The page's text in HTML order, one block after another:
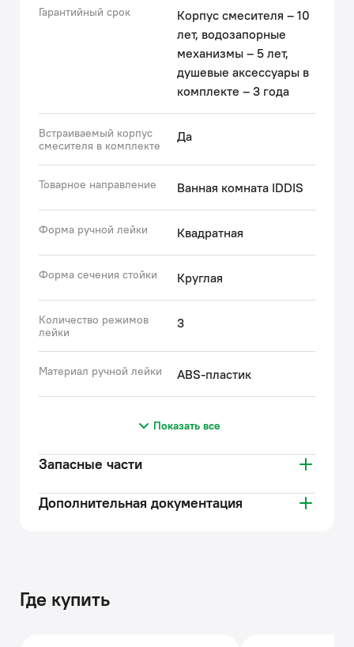
Рекомендуем снимать внешние элементы изделия во
Душевая система произведена по инновационной
технологии UniCore, благодаря чему у вас есть
возможность сменить её цвет и дизайн без
демонтажа латунного корпуса – за счёт сменного
Выбор возможен только среди комплектов без
излива.
(с) Авторский текст, сентябрь 2025 г.
Гарантийный срок
Корпус смесителя – 10
лет, водозапорные
механизмы – 5 лет,
душевые аксессуары в
комплекте – 3 года
Встраиваемый корпус
смесителя в комплекте
Да
Товарное направление Ванная комната IDDIS
Форма ручной лейки Квадратная
Форма сечения стойки Круглая
Количество режимов
лейки
3
Материал ручной лейки ABS-пластик
Показать все
Запасные части
Дополнительная документация
Где купить